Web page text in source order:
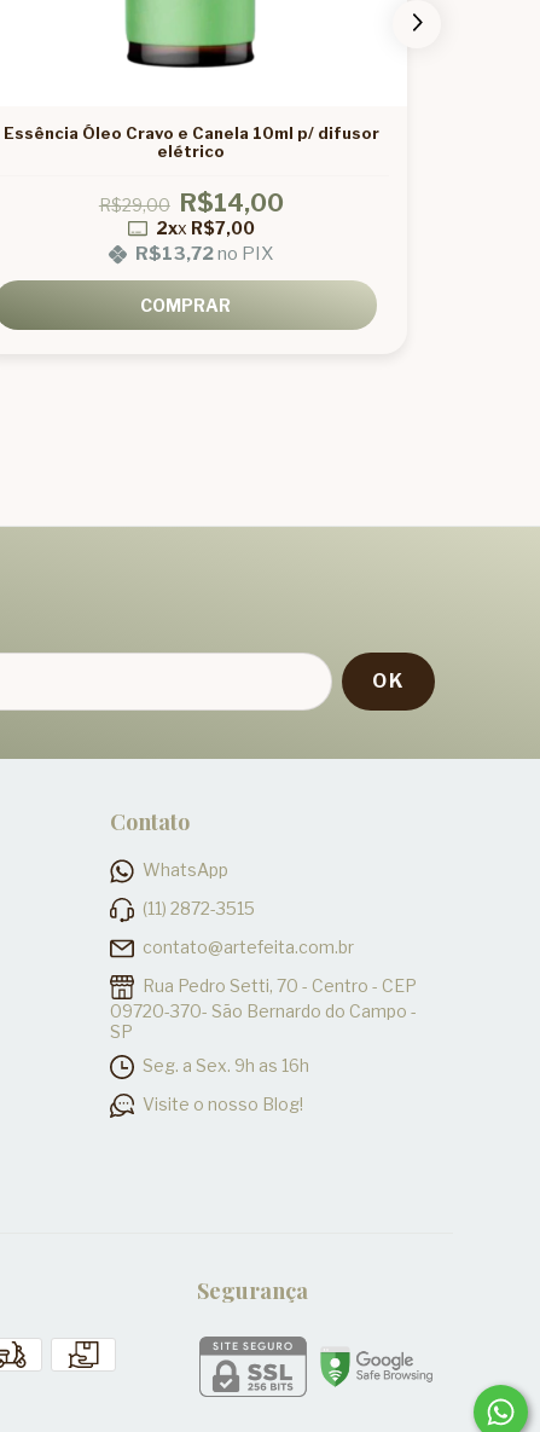
Essência Óleo Cravo e Canela 10ml p/ difusor
elétrico
R$29,00 R$14,00
2xx R$7,00
R$13,72no PIX
COMPRAR
Contato
WhatsApp
(11) 2872-3515
contato@artefeita.com.br
Rua Pedro Setti, 70 - Centro - CEP
09720-370- São Bernardo do Campo -
SP
Seg. a Sex. 9h as 16h
Visite o nosso Blog!
Segurança